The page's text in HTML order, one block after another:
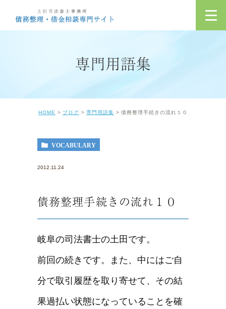
専門用語集
HOME ブログ 専門用語集 債務整理手続きの流れ１０
VOCABULARY
2012.11.24
債務整理手続きの流れ１０
岐阜の司法書士の土田です。
前回の続きです。また、中にはご自
分で取引履歴を取り寄せて、その結
果過払い状態になっていることを確